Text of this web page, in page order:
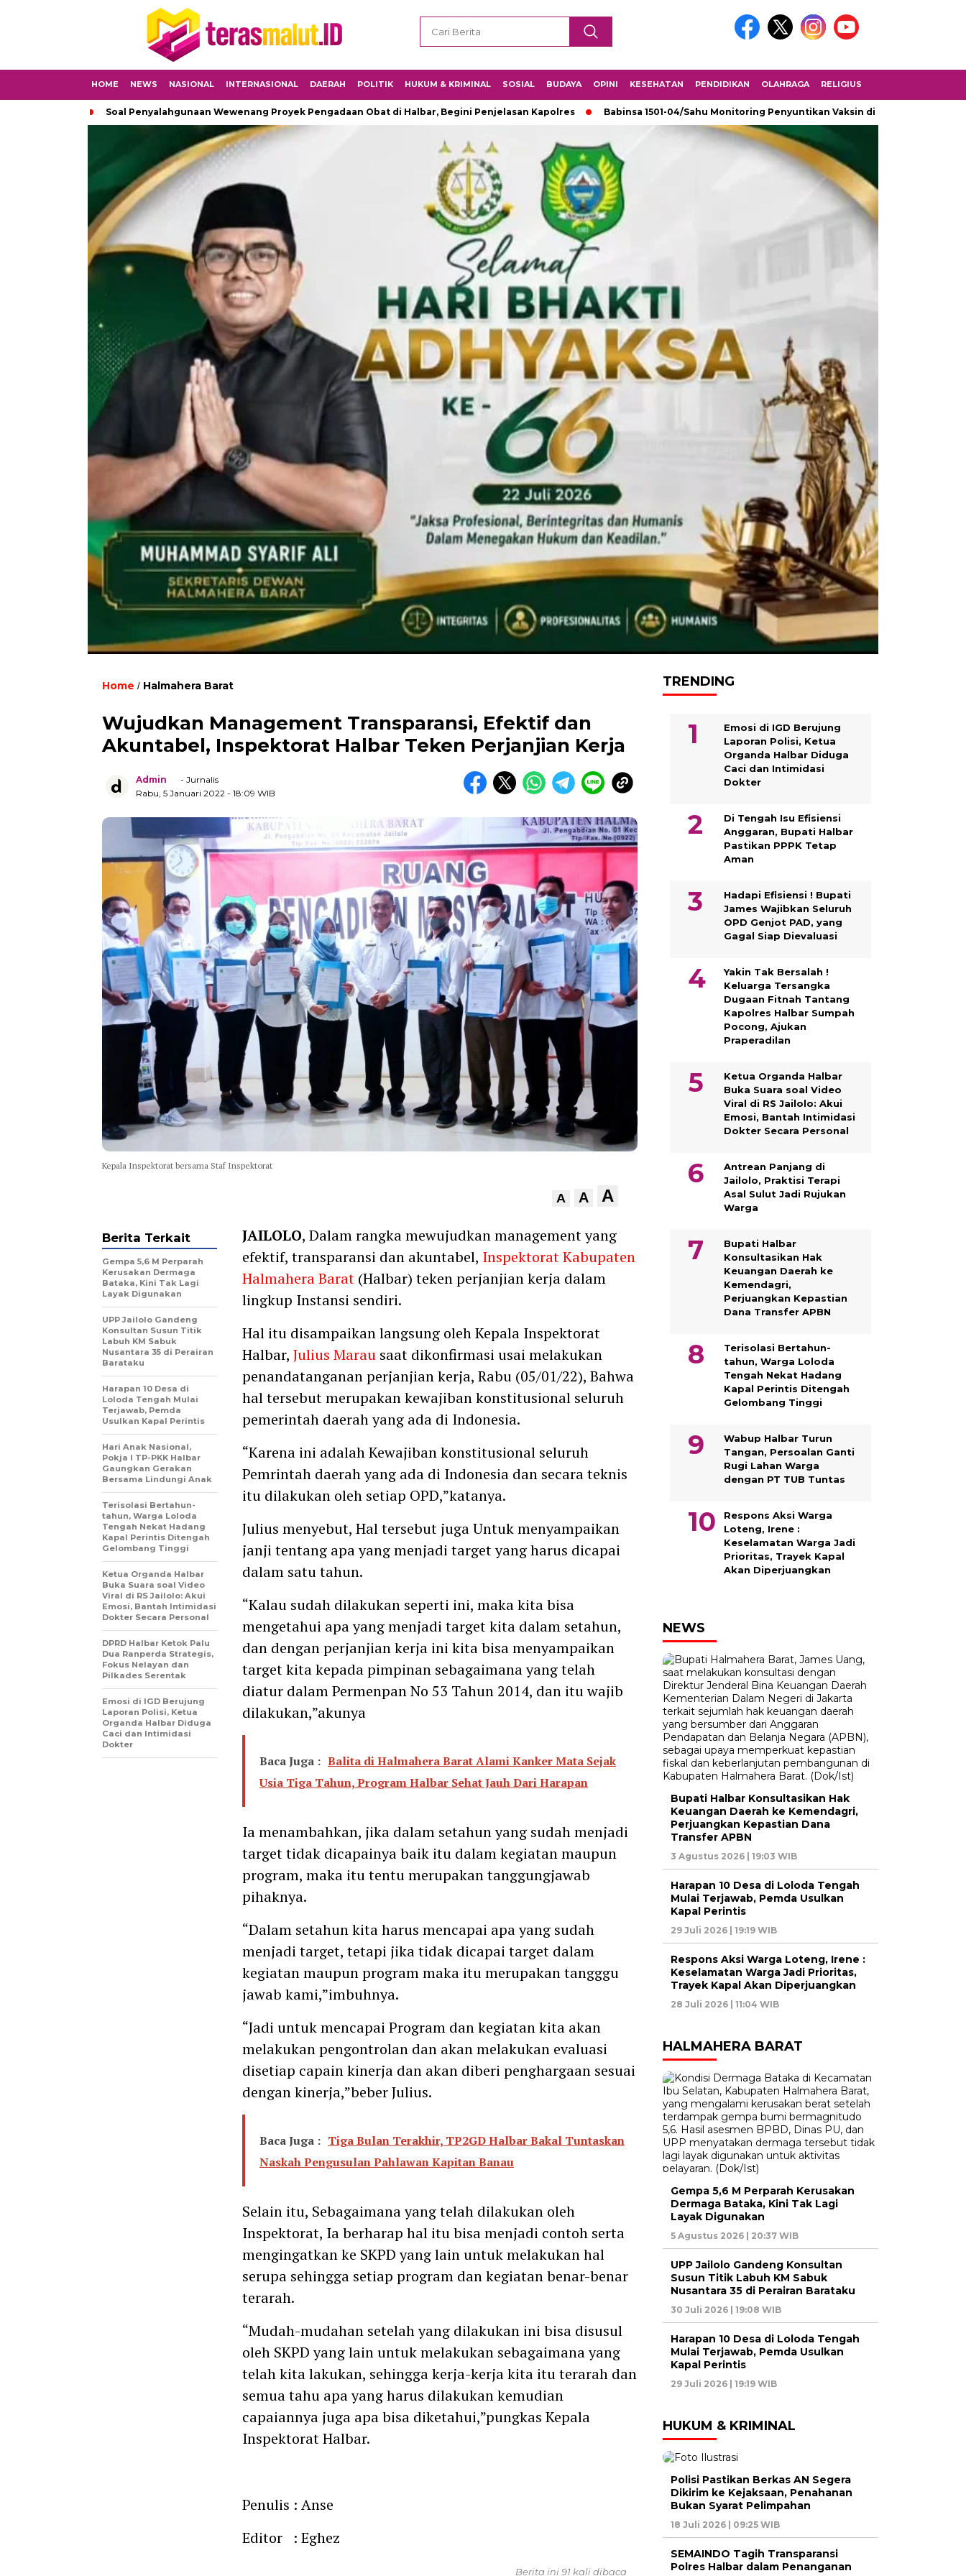
HOME NEWS NASIONAL INTERNASIONAL DAERAH POLITIK HUKUM & KRIMINAL SOSIAL BUDAYA OPINI KESEHATAN PENDIDIKAN OLAHRAGA RELIGIUS
Soal Penyalahgunaan Wewenang Proyek Pengadaan Obat di Halbar, Begini Penjelasan Kapolres Babinsa 1501-04/Sahu Monitoring Penyuntikan Vaksin di SMK Fomarimoi
Home / Halmahera Barat
Wujudkan Management Transparansi, Efektif dan
Akuntabel, Inspektorat Halbar Teken Perjanjian Kerja
Admin
- Jurnalis
Rabu, 5 Januari 2022 - 18:09 WIB
Kepala Inspektorat bersama Staf Inspektorat
A A A
JAILOLO, Dalam rangka mewujudkan management yang
efektif, transparansi dan akuntabel, Inspektorat Kabupaten
Halmahera Barat (Halbar) teken perjanjian kerja dalam
lingkup Instansi sendiri.
Hal itu disampaikan langsung oleh Kepala Inspektorat
Halbar, Julius Marau saat dikonfirmasi usai melakukan
penandatanganan perjanjian kerja, Rabu (05/01/22), Bahwa
hal tersebut merupakan kewajiban konstitusional seluruh
pemerintah daerah yang ada di Indonesia.
“Karena ini adalah Kewajiban konstitusional seluruh
Pemrintah daerah yang ada di Indonesia dan secara teknis
itu dilakukan oleh setiap OPD,”katanya.
Julius menyebut, Hal tersebut juga Untuk menyampaikan
janji tentang apa yang menjadi target yang harus dicapai
dalam satu tahun.
“Kalau sudah dilakukan seperti ini, maka kita bisa
mengetahui apa yang menjadi target kita dalam setahun,
dan dengan perjanjian kerja ini kita bisa menyampaikan
target kita kepada pimpinan sebagaimana yang telah
diatur dalam Permenpan No 53 Tahun 2014, dan itu wajib
dilakukan,”akunya
Baca Juga : Balita di Halmahera Barat Alami Kanker Mata Sejak
Usia Tiga Tahun, Program Halbar Sehat Jauh Dari Harapan
Ia menambahkan, jika dalam setahun yang sudah menjadi
target tidak dicapainya baik itu dalam kegiatan maupun
program, maka itu tentu merupakan tanggungjawab
pihaknya.
“Dalam setahun kita harus mencapai apa yang sudah
menjadi target, tetapi jika tidak dicapai target dalam
kegiatan maupun program maka itu merupakan tangggu
jawab kami,”imbuhnya.
“Jadi untuk mencapai Program dan kegiatan kita akan
melakukan pengontrolan dan akan melakukan evaluasi
disetiap capain kinerja dan akan diberi penghargaan sesuai
dengan kinerja,”beber Julius.
Baca Juga : Tiga Bulan Terakhir, TP2GD Halbar Bakal Tuntaskan
Naskah Pengusulan Pahlawan Kapitan Banau
Selain itu, Sebagaimana yang telah dilakukan oleh
Inspektorat, Ia berharap hal itu bisa menjadi contoh serta
mengingatkan ke SKPD yang lain untuk melakukan hal
serupa sehingga setiap program dan kegiatan benar-benar
terarah.
“Mudah-mudahan setelah yang dilakukan ini bisa disusul
oleh SKPD yang lain untuk melakukan sebagaimana yang
telah kita lakukan, sehingga kerja-kerja kita itu terarah dan
semua tahu apa yang harus dilakukan kemudian
capaiannya juga apa bisa diketahui,”pungkas Kepala
Inspektorat Halbar.
Penulis : Anse
Editor : Eghez
Berita Terkait
Gempa 5,6 M Perparah
Kerusakan Dermaga
Bataka, Kini Tak Lagi
Layak Digunakan
UPP Jailolo Gandeng
Konsultan Susun Titik
Labuh KM Sabuk
Nusantara 35 di Perairan
Barataku
Harapan 10 Desa di
Loloda Tengah Mulai
Terjawab, Pemda
Usulkan Kapal Perintis
Hari Anak Nasional,
Pokja I TP-PKK Halbar
Gaungkan Gerakan
Bersama Lindungi Anak
Terisolasi Bertahun-
tahun, Warga Loloda
Tengah Nekat Hadang
Kapal Perintis Ditengah
Gelombang Tinggi
Ketua Organda Halbar
Buka Suara soal Video
Viral di RS Jailolo: Akui
Emosi, Bantah Intimidasi
Dokter Secara Personal
DPRD Halbar Ketok Palu
Dua Ranperda Strategis,
Fokus Nelayan dan
Pilkades Serentak
Emosi di IGD Berujung
Laporan Polisi, Ketua
Organda Halbar Diduga
Caci dan Intimidasi
Dokter
Berita ini 91 kali dibaca
TRENDING
Emosi di IGD Berujung
Laporan Polisi, Ketua
Organda Halbar Diduga
Caci dan Intimidasi
Dokter
Di Tengah Isu Efisiensi
Anggaran, Bupati Halbar
Pastikan PPPK Tetap
Aman
Hadapi Efisiensi ! Bupati
James Wajibkan Seluruh
OPD Genjot PAD, yang
Gagal Siap Dievaluasi
Yakin Tak Bersalah !
Keluarga Tersangka
Dugaan Fitnah Tantang
Kapolres Halbar Sumpah
Pocong, Ajukan
Praperadilan
Ketua Organda Halbar
Buka Suara soal Video
Viral di RS Jailolo: Akui
Emosi, Bantah Intimidasi
Dokter Secara Personal
Antrean Panjang di
Jailolo, Praktisi Terapi
Asal Sulut Jadi Rujukan
Warga
Bupati Halbar
Konsultasikan Hak
Keuangan Daerah ke
Kemendagri,
Perjuangkan Kepastian
Dana Transfer APBN
Terisolasi Bertahun-
tahun, Warga Loloda
Tengah Nekat Hadang
Kapal Perintis Ditengah
Gelombang Tinggi
Wabup Halbar Turun
Tangan, Persoalan Ganti
Rugi Lahan Warga
dengan PT TUB Tuntas
Respons Aksi Warga
Loteng, Irene :
Keselamatan Warga Jadi
Prioritas, Trayek Kapal
Akan Diperjuangkan
NEWS
Bupati Halbar Konsultasikan Hak
Keuangan Daerah ke Kemendagri,
Perjuangkan Kepastian Dana
Transfer APBN
3 Agustus 2026 | 19:03 WIB
Harapan 10 Desa di Loloda Tengah
Mulai Terjawab, Pemda Usulkan
Kapal Perintis
29 Juli 2026 | 19:19 WIB
Respons Aksi Warga Loteng, Irene :
Keselamatan Warga Jadi Prioritas,
Trayek Kapal Akan Diperjuangkan
28 Juli 2026 | 11:04 WIB
HALMAHERA BARAT
Gempa 5,6 M Perparah Kerusakan
Dermaga Bataka, Kini Tak Lagi
Layak Digunakan
5 Agustus 2026 | 20:37 WIB
UPP Jailolo Gandeng Konsultan
Susun Titik Labuh KM Sabuk
Nusantara 35 di Perairan Barataku
30 Juli 2026 | 19:08 WIB
Harapan 10 Desa di Loloda Tengah
Mulai Terjawab, Pemda Usulkan
Kapal Perintis
29 Juli 2026 | 19:19 WIB
HUKUM & KRIMINAL
Polisi Pastikan Berkas AN Segera
Dikirim ke Kejaksaan, Penahanan
Bukan Syarat Pelimpahan
18 Juli 2026 | 09:25 WIB
SEMAINDO Tagih Transparansi
Polres Halbar dalam Penanganan